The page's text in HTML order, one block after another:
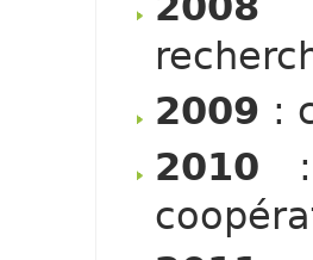
2009 :
2010 :